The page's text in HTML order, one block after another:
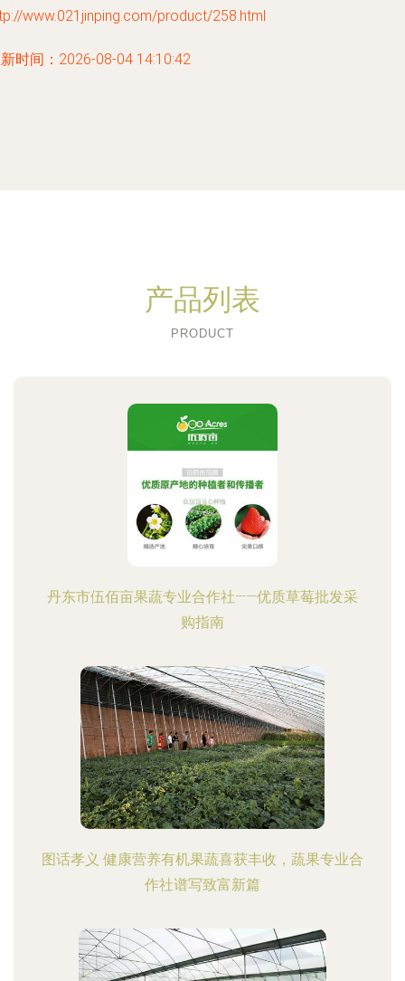
www.021jinping.com/product/258.html
时间：2026-08-04 14:10:42
产品列表
PRODUCT
丹东市伍佰亩果蔬专业合作社——优质草莓批发采
购指南
图话孝义 健康营养有机果蔬喜获丰收，蔬果专业合
作社谱写致富新篇